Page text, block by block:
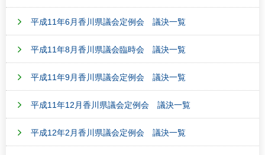
平成11年6月香川県議会定例会 議決一覧
平成11年8月香川県議会臨時会 議決一覧
平成11年9月香川県議会定例会 議決一覧
平成11年12月香川県議会定例会 議決一覧
平成12年2月香川県議会定例会 議決一覧